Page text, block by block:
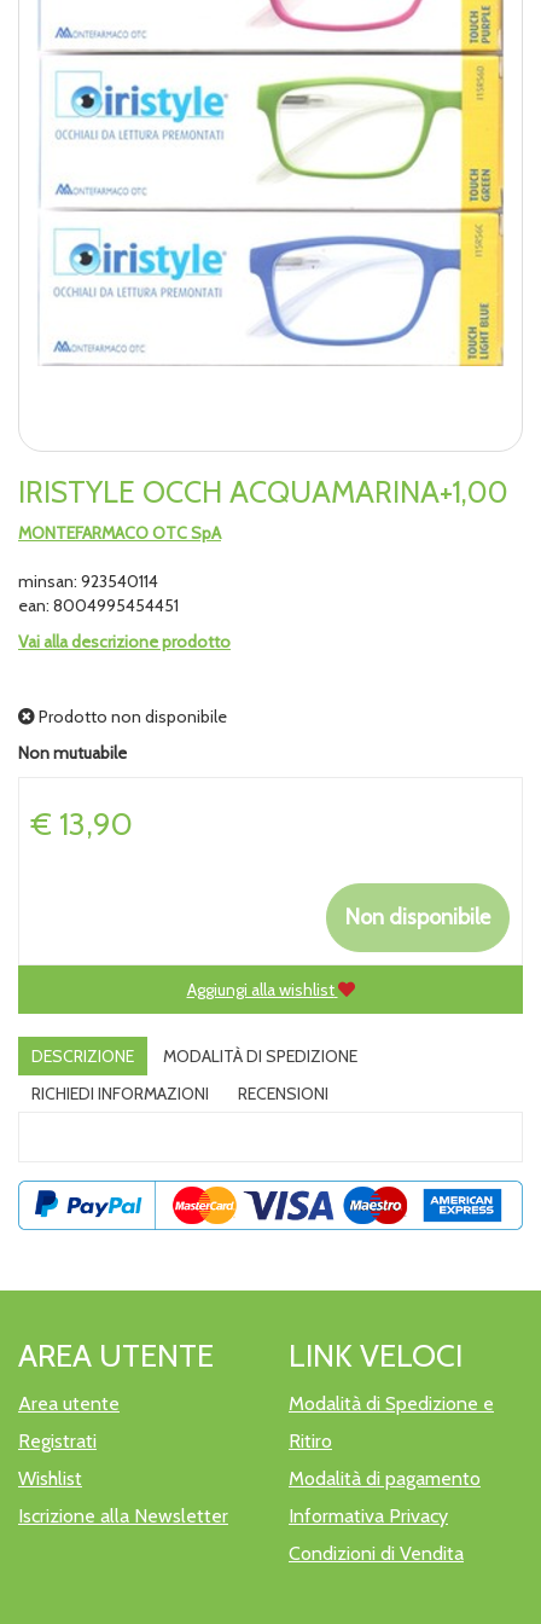
IRISTYLE OCCH ACQUAMARINA+1,00
MONTEFARMACO OTC SpA
minsan: 923540114
ean: 8004995454451
Vai alla descrizione prodotto
Prodotto non disponibile
Non mutuabile
Prezzo
€ 13,90
Non disponibile
Aggiungi alla wishlist
DESCRIZIONE
MODALITÀ DI SPEDIZIONE
RICHIEDI INFORMAZIONI
RECENSIONI
AREA UTENTE
Area utente
Registrati
Wishlist
Iscrizione alla Newsletter
LINK VELOCI
Modalità di Spedizione e
Ritiro
Modalità di pagamento
Informativa Privacy
Condizioni di Vendita